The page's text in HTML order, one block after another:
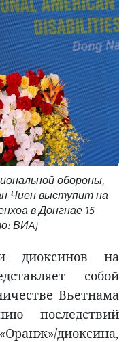
обороны,
Чиен выступит на
в Донгнае 15
ВИA)
диоксинов на
собой
Вьетнама
последствий
диоксина,